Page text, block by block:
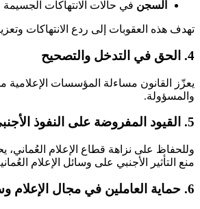
السجن في حالات الانتهاكات الجسيمة
تهدف هذه العقوبات إلى ردع الانتهاكات
4. الحق في التدخل والتصحيح
يعزّز القانون مساءلة المؤسسات الإعلامية
والمسؤولة.
5. القيود المفروضة على النفوذ الأجنبي والرعاية الأجنبية
وللحفاظ على نزاهة قطاع الإعلام العُماني،
منع التأثير الأجنبي على وسائل الإعلام
6. حماية العاملين في مجال الإعلام وسرية المصدر